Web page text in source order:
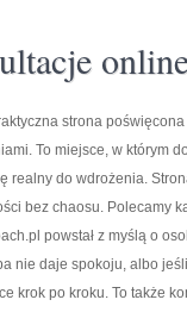
strona
To miejsce, w którym
realny do wdrożenia.
bez chaosu. Polecamy
powstał z myślą o
nie daje spokoju, albo
krok po kroku. To także